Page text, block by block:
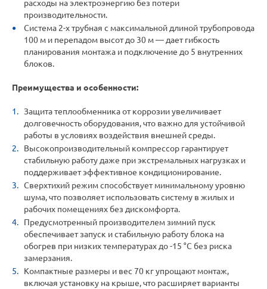
расходы на электроэнергию без потери
производительности.
Система 2-х трубная с максимальной длиной трубопровода
100 м и перепадом высот до 30 м — дает гибкость
планирования монтажа и подключение до 5 внутренних
блоков.
Преимущества и особенности:
Защита теплообменника от коррозии увеличивает
долговечность оборудования, что важно для устойчивой
работы в условиях воздействия внешней среды.
Высокопроизводительный компрессор гарантирует
стабильную работу даже при экстремальных нагрузках и
поддерживает эффективное кондиционирование.
Сверхтихий режим способствует минимальному уровню
шума, что позволяет использовать систему в жилых и
рабочих помещениях без дискомфорта.
Предусмотренный производителем зимний пуск
обеспечивает запуск и стабильную работу блока на
обогрев при низких температурах до -15 °С без риска
замерзания.
Компактные размеры и вес 70 кг упрощают монтаж,
включая установку на крыше, что расширяет варианты